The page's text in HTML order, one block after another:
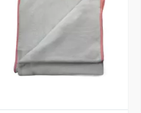
Vista Previa